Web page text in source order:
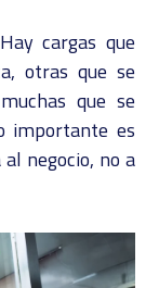
cargas que
otras que se
que se
importante es
negocio, no a